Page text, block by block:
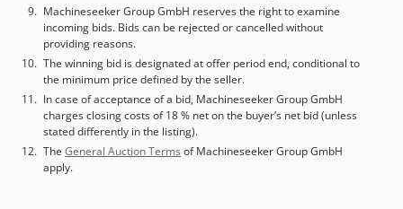
Machineseeker Group GmbH reserves the right to examine
incoming bids. Bids can be rejected or cancelled without
providing reasons.
The winning bid is designated at offer period end, conditional to
the minimum price defined by the seller.
In case of acceptance of a bid, Machineseeker Group GmbH
charges closing costs of 18 % net on the buyer’s net bid (unless
stated differently in the listing).
The General Auction Terms of Machineseeker Group GmbH
apply.